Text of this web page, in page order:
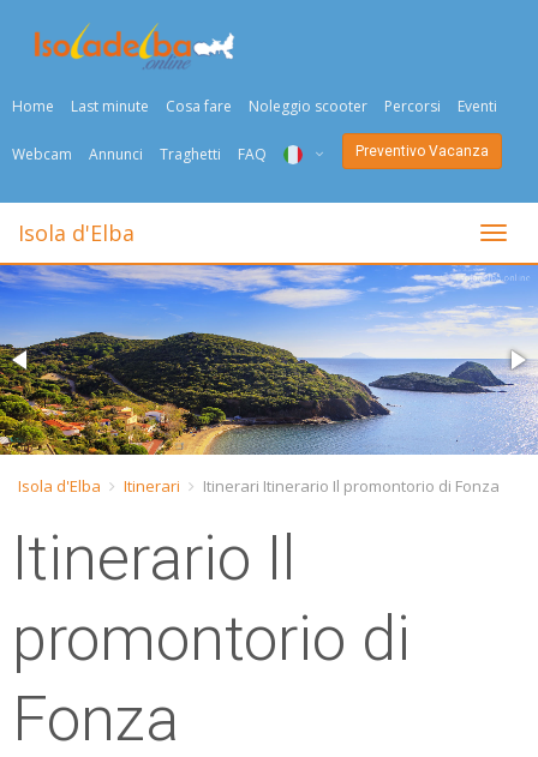
Home Last minute Cosa fare Noleggio scooter Percorsi Eventi
Webcam Annunci Traghetti FAQ
ENG
DEU
NED
FRA
Preventivo Vacanza
Togli
Isola d'Elba
Isola d'Elba Itinerari Itinerari Itinerario Il promontorio di Fonza
Itinerario Il
promontorio di
Fonza